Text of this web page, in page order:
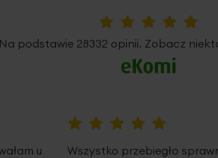
5%
Na podstawie 28332 opinii. Zobacz
u
Wszystko przebiegło